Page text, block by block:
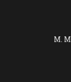
Μ.